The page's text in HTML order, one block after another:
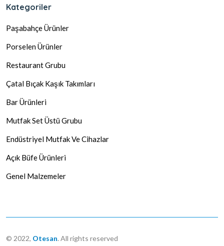
Kategoriler
Paşabahçe Ürünler
Porselen Ürünler
Restaurant Grubu
Çatal Bıçak Kaşık Takımları
Bar Ürünleri
Mutfak Set Üstü Grubu
Endüstriyel Mutfak Ve Cihazlar
Açık Büfe Ürünleri
Genel Malzemeler
© 2022, Otesan. All rights reserved